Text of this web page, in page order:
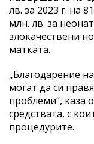
лв. за 2023 г. на
млн. лв. за
злокачествени
матката.
„Благодарение
могат да си
проблеми“, каза
средствата, с
процедурите.